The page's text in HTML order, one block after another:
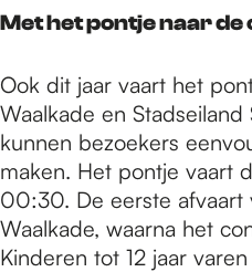
Met het pontje naar
Ook dit jaar vaart het
Waalkade en
kunnen bezoekers
maken. Het pontje vaart
00:30. De eerste afvaart
Waalkade, waarna het
Kinderen tot 12 jaar